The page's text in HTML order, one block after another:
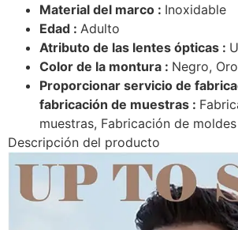
Material del marco : Inoxidable
Edad : Adulto
Atributo de las lentes ópticas :
Color de la montura : Negro,
Proporcionar servicio de
fabricación de muestras :
muestras, Fabricación de moldes
Descripción del producto